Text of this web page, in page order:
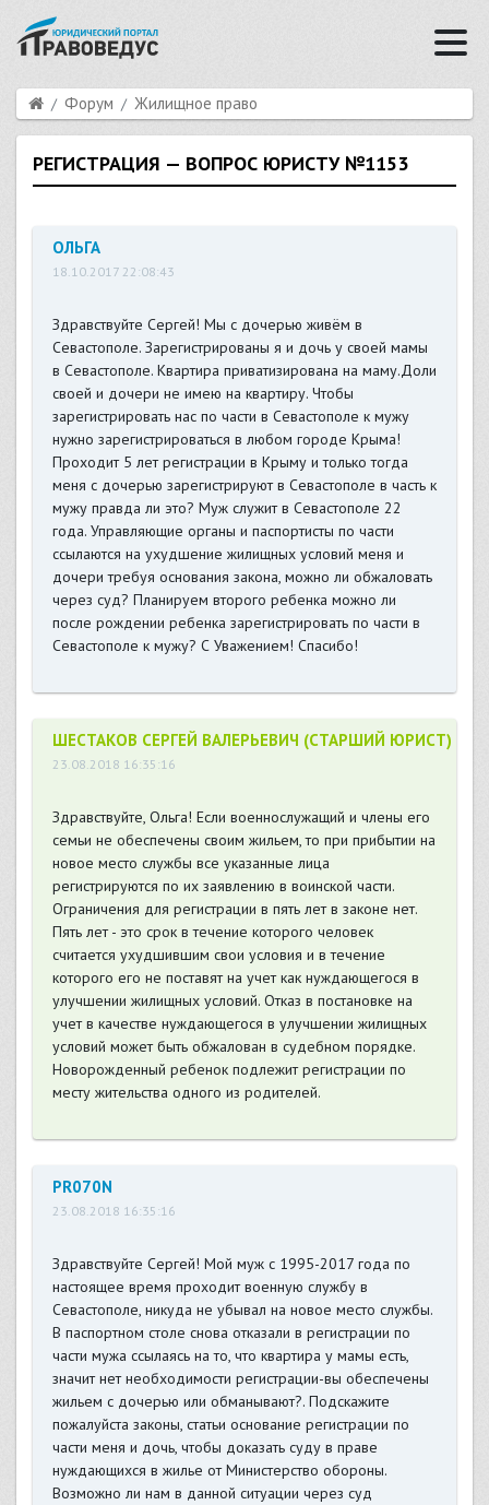
Форум Жилищное право
РЕГИСТРАЦИЯ — ВОПРОС ЮРИСТУ №1153
ОЛЬГА
18.10.2017 22:08:43
Здравствуйте Сергей! Мы с дочерью живём в
Севастополе. Зарегистрированы я и дочь у своей мамы
в Севастополе. Квартира приватизирована на маму.Доли
своей и дочери не имею на квартиру. Чтобы
зарегистрировать нас по части в Севастополе к мужу
нужно зарегистрироваться в любом городе Крыма!
Проходит 5 лет регистрации в Крыму и только тогда
меня с дочерью зарегистрируют в Севастополе в часть к
мужу правда ли это? Муж служит в Севастополе 22
года. Управляющие органы и паспортисты по части
ссылаются на ухудшение жилищных условий меня и
дочери требуя основания закона, можно ли обжаловать
через суд? Планируем второго ребенка можно ли
после рождении ребенка зарегистрировать по части в
Севастополе к мужу? С Уважением! Спасибо!
ШЕСТАКОВ СЕРГЕЙ ВАЛЕРЬЕВИЧ (СТАРШИЙ ЮРИСТ)
23.08.2018 16:35:16
Здравствуйте, Ольга! Если военнослужащий и члены его
семьи не обеспечены своим жильем, то при прибытии на
новое место службы все указанные лица
регистрируются по их заявлению в воинской части.
Ограничения для регистрации в пять лет в законе нет.
Пять лет - это срок в течение которого человек
считается ухудшившим свои условия и в течение
которого его не поставят на учет как нуждающегося в
улучшении жилищных условий. Отказ в постановке на
учет в качестве нуждающегося в улучшении жилищных
условий может быть обжалован в судебном порядке.
Новорожденный ребенок подлежит регистрации по
месту жительства одного из родителей.
PR070N
23.08.2018 16:35:16
Здравствуйте Сергей! Мой муж с 1995-2017 года по
настоящее время проходит военную службу в
Севастополе, никуда не убывал на новое место службы.
В паспортном столе снова отказали в регистрации по
части мужа ссылаясь на то, что квартира у мамы есть,
значит нет необходимости регистрации-вы обеспечены
жильем с дочерью или обманывают?. Подскажите
пожалуйста законы, статьи основание регистрации по
части меня и дочь, чтобы доказать суду в праве
нуждающихся в жилье от Министерство обороны.
Возможно ли нам в данной ситуации через суд